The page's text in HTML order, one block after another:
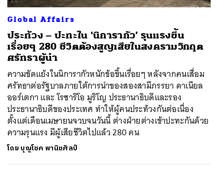
Global Affairs
ประท้วง – ปะทะใน ‘นิการากัว’ รุนแรงขึ้น
เรื่อยๆ 280 ชีวิตต้องสูญเสียในสงครามวิกฤต
ศรัทธาผู้นำ
ความขัดแย้งในนิการากัวหนักข้อขึ้นเรื่อยๆ หลังจากคนเสื่อม
ศรัทธาต่อรัฐบาลภายใต้การนำของสองสามีภรรยา ดาเนียล
ออร์เตกา และ โรซาริโอ มูริโญ ประธานาธิบดีและรอง
ประธานาธิบดีของประเทศ ทำให้ผู้คนประท้วงกันต่อเนื่อง
ตั้งแต่เดือนเมษายนจวบจนวันนี้ ต่างฝ่ายต่างเข้าปะทะกันด้วย
ความรุนแรง มีผู้เสียชีวิตไปแล้ว 280 คน
โดย บุญโชค พานิชศิลป์
ค้นหา
SHARE